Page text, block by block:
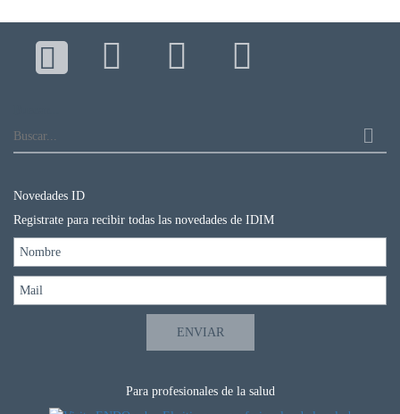
Para profesionales de la salud
Novedades ID
Registrate para recibir todas las novedades de IDIM